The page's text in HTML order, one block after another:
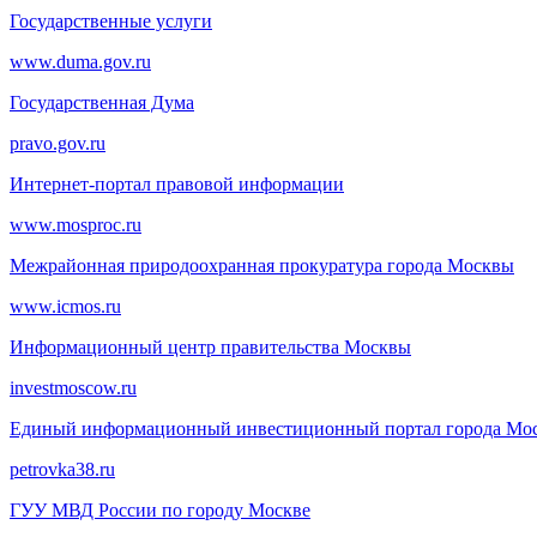
Государственные услуги
www.duma.gov.ru
Государственная Дума
pravo.gov.ru
Интернет-портал правовой информации
www.mosproc.ru
Межрайонная природоохранная прокуратура города Москвы
www.icmos.ru
Информационный центр правительства Москвы
investmoscow.ru
Единый информационный инвестиционный портал города
petrovka38.ru
ГУУ МВД России по городу Москве